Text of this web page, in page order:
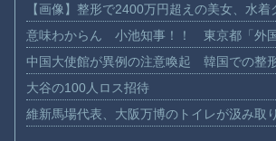
【画像】整形で2400万円超えの美女、水
意味わからん 小池知事！！ 東京都「外
中国大使館が異例の注意喚起 韓国での整
大谷の100人ロス招待
維新馬場代表、大阪万博のトイレが汲み取